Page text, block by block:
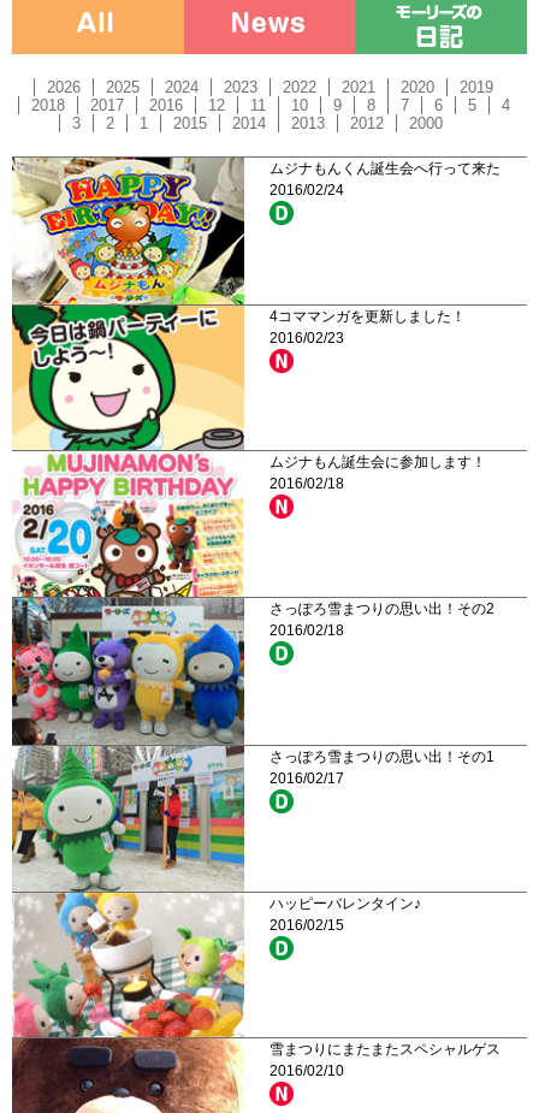
2026 2025 2024 2023 2022 2021 2020
2019
2018
2017 2016 12 11 10 9 8 7 6 5
4
3
2 1 2015 2014 2013 2012 2000
ムジナもんくん誕生会へ行って来た
2016/02/24
4コママンガを更新しました！
2016/02/23
ムジナもん誕生会に参加します！
2016/02/18
さっぽろ雪まつりの思い出！その2
2016/02/18
さっぽろ雪まつりの思い出！その1
2016/02/17
ハッピーバレンタイン♪
2016/02/15
雪まつりにまたまたスペシャルゲス
2016/02/10